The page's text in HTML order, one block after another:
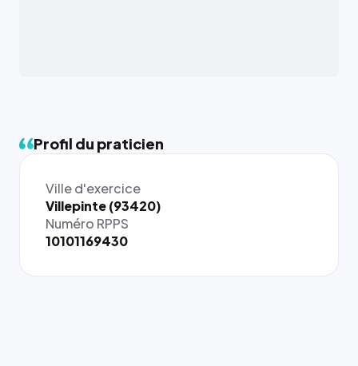
Profil du praticien
Ville d'exercice
Villepinte (93420)
Numéro RPPS
10101169430
{# 40×40
: la taille
rendue par
`.profile-